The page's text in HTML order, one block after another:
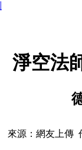
淨空法
來源：網友上傳